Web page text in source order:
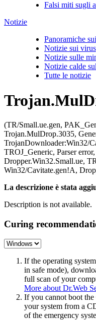
Falsi miti sugli
Notizie
Panoramiche
Notizie sui virus
Notizie sulle
Notizie calde
Tutte le notizie
(TR/Small.ue.gen,
Trojan.MulDrop.3035,
TrojanDownloader:Win32/
TROJ_Generic, Parser
Dropper.Win32.Small.ue,
Win32/Cavitate.gen!A,
La descrizione è stata
Description is not available.
Curing
If the operating
in safe mode),
full scan of your
More about Dr.Web
If you cannot boot
your system from a
of the emergency